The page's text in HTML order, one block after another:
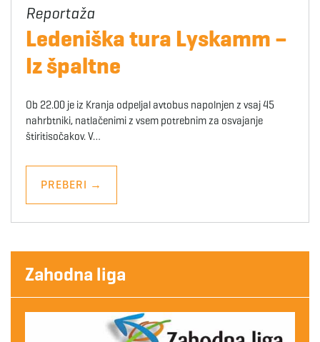
Ledeniška tura Lyskamm –
Iz špaltne
Ob 22.00 je iz Kranja odpeljal avtobus napolnjen z vsaj 45
nahrbtniki, natlačenimi z vsem potrebnim za osvajanje
štiritisočakov. V…
PREBERI →
Zahodna liga